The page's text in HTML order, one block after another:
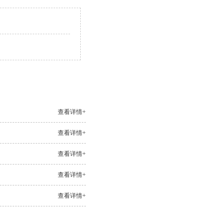
查看详情+
查看详情+
查看详情+
查看详情+
查看详情+